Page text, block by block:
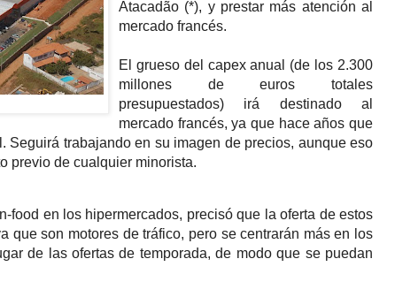
Atacadão (*), y prestar más atención al
mercado francés.
El grueso del capex anual (de los 2.300
millones de euros totales
presupuestados) irá destinado al
mercado francés, ya que hace años que
Seguirá trabajando en su imagen de precios, aunque eso
previo de cualquier minorista.
food en los hipermercados, precisó que la oferta de estos
que son motores de tráfico, pero se centrarán más en los
de las ofertas de temporada, de modo que se puedan